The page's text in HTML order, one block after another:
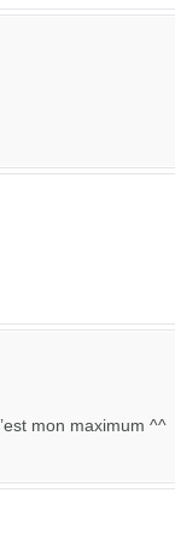
mon maximum ^^